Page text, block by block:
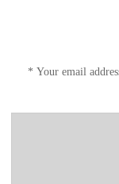
Your email
*